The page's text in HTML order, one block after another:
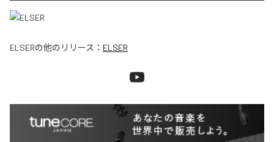
ELSERの他のリリース： ELSER